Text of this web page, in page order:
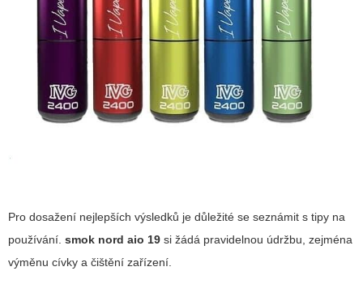
Pro dosažení nejlepších výsledků je důležité se seznámit s tipy na
používání. smok nord aio 19 si žádá pravidelnou údržbu, zejména
výměnu cívky a čištění zařízení.